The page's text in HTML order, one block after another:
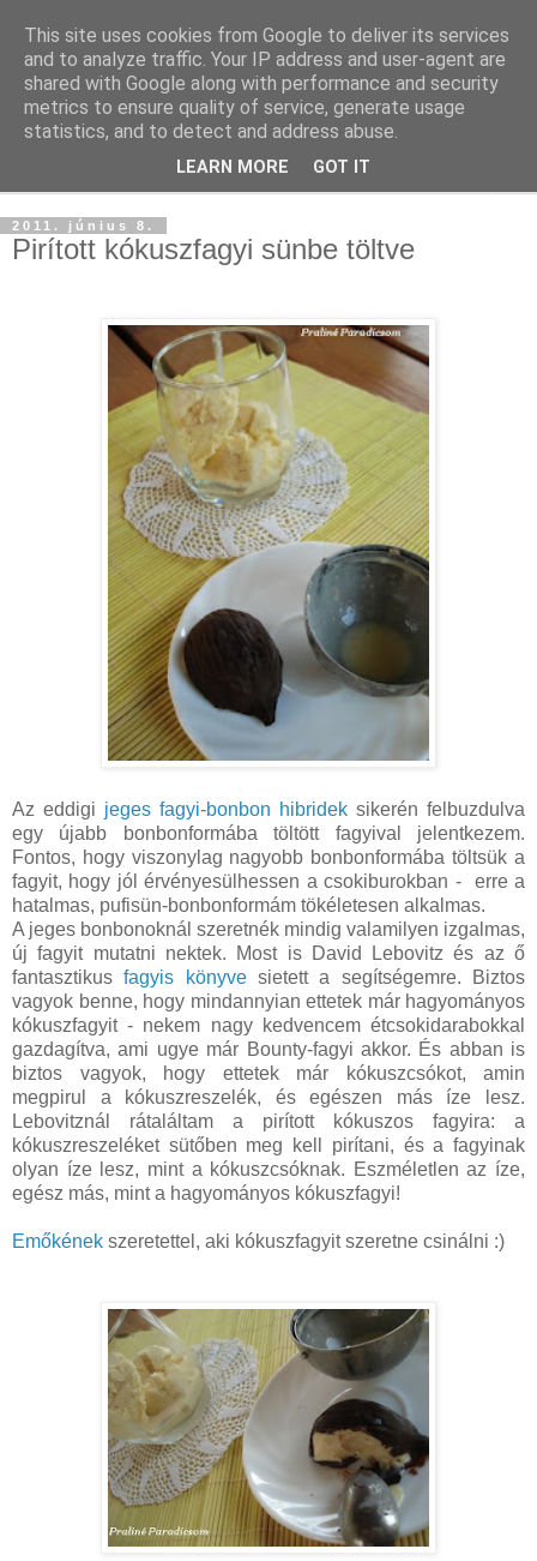
2011. június 8.
Pirított kókuszfagyi sünbe töltve
Az eddigi jeges fagyi-bonbon hibridek sikerén felbuzdulva
egy újabb bonbonformába töltött fagyival jelentkezem.
Fontos, hogy viszonylag nagyobb bonbonformába töltsük a
fagyit, hogy jól érvényesülhessen a csokiburokban - erre a
hatalmas, pufisün-bonbonformám tökéletesen alkalmas.
A jeges bonbonoknál szeretnék mindig valamilyen izgalmas,
új fagyit mutatni nektek. Most is David Lebovitz és az ő
fantasztikusfagyis könyvesietett a segítségemre. Biztos
vagyok benne, hogy mindannyian ettetek már hagyományos
kókuszfagyit - nekem nagy kedvencem étcsokidarabokkal
gazdagítva, ami ugye már Bounty-fagyi akkor. És abban is
biztos vagyok, hogy ettetek már kókuszcsókot, amin
megpirul a kókuszreszelék, és egészen más íze lesz.
Lebovitznál rátaláltam a pirított kókuszos fagyira: a
kókuszreszeléket sütőben meg kell pirítani, és a fagyinak
olyan íze lesz, mint a kókuszcsóknak. Eszméletlen az íze,
egész más, mint a hagyományos kókuszfagyi!
Emőkének szeretettel, aki kókuszfagyit szeretne csinálni :)
This site uses cookies from Google to deliver its services
and to analyze traffic. Your IP address and user-agent are
shared with Google along with performance and security
metrics to ensure quality of service, generate usage
statistics, and to detect and address abuse.
LEARN MORE GOT IT